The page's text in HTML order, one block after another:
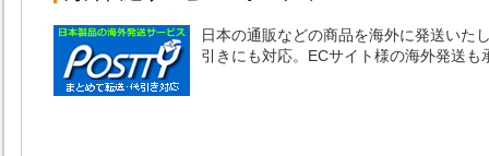
日本の通販などの商品を海外に発送いた
引きにも対応。ECサイト様の海外発送も